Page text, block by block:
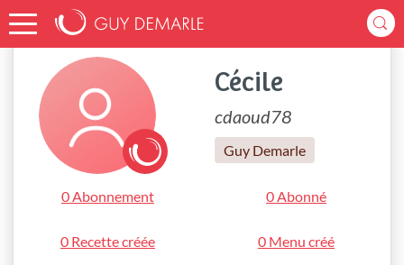
Accueil cdaoud78
Cécile
cdaoud78
Guy Demarle
0 Abonnement 0 Abonné
0 Recette créée 0 Menu créé